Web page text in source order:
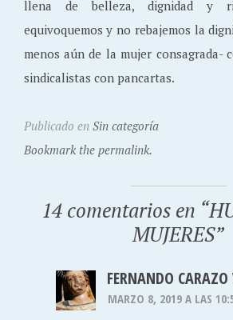
llena de belleza, dignidad y
equivoquemos y no rebajemos la
menos aún de la mujer consagrada-
sindicalistas con pancartas.
Publicado en Sin categoría
Bookmark the permalink.
14 comentarios en “
MUJERES”
FERNANDO
MARZO 8, 2019 A LAS